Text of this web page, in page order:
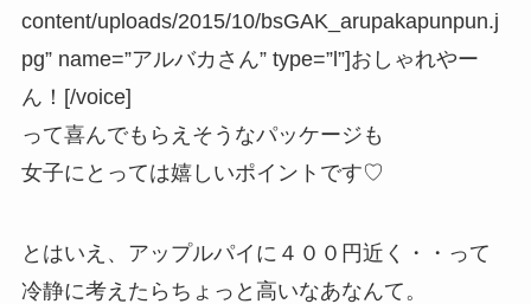
content/uploads/2015/10/bsGAK_arupakapunpun.j
pg” name=”アルバカさん” type=”l”]おしゃれやー
ん！[/voice]
って喜んでもらえそうなパッケージも
女子にとっては嬉しいポイントです♡
とはいえ、アップルパイに４００円近く・・って
冷静に考えたらちょっと高いなあなんて。